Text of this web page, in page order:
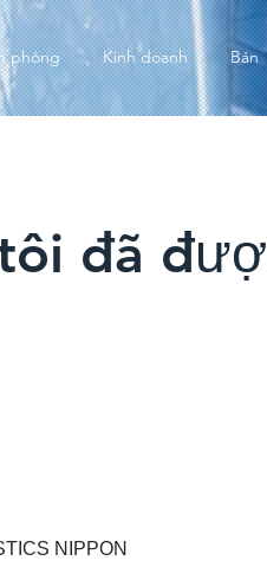
phòng Kinh doanh Bán
đã
NIPPON